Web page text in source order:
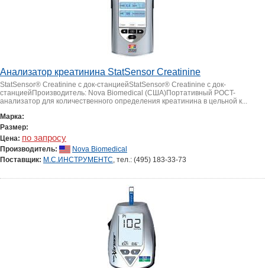
Анализатор креатинина StatSensor Creatinine
StatSensor® Creatinine с док-станциейStatSensor® Creatinine с док-
станциейПроизводитель: Nova Biomedical (США)Портативный POCT-
анализатор для количественного определения креатинина в цельной к...
Марка:
Размер:
Цена: по запросу
Производитель:
Nova Biomedical
Поставщик: М.С.ИНСТРУМЕНТС, тел.: (495) 183-33-73